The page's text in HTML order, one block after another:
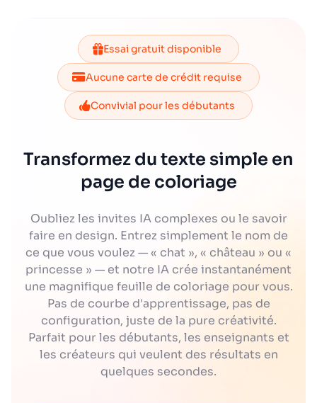
Essai gratuit disponible
Aucune carte de crédit requise
Convivial pour les débutants
Transformez du texte simple en
page de coloriage
Oubliez les invites IA complexes ou le savoir
faire en design. Entrez simplement le nom de
ce que vous voulez — « chat », « château » ou «
princesse » — et notre IA crée instantanément
une magnifique feuille de coloriage pour vous.
Pas de courbe d'apprentissage, pas de
configuration, juste de la pure créativité.
Parfait pour les débutants, les enseignants et
les créateurs qui veulent des résultats en
quelques secondes.